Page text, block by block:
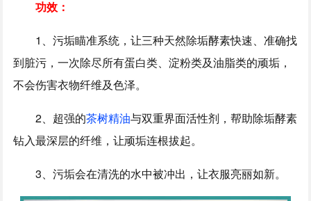
功效：
1、污垢瞄准系统，让三种天然除垢酵素快速、准确找
到脏污，一次除尽所有蛋白类、淀粉类及油脂类的顽垢，
不会伤害衣物纤维及色泽。
2、超强的茶树精油与双重界面活性剂，帮助除垢酵素
钻入最深层的纤维，让顽垢连根拔起。
3、污垢会在清洗的水中被冲出，让衣服亮丽如新。